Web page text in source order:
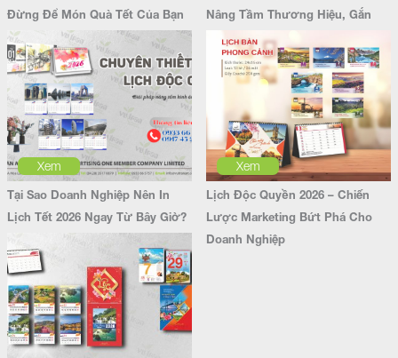
Đừng Để Món Quà Tết Của Bạn
“Lỗi Thời”
Nâng Tầm Thương Hiệu, Gắn
Kết Bền Vững
Xem
Tại Sao Doanh Nghiệp Nên In
Lịch Tết 2026 Ngay Từ Bây Giờ?
Xem
Lịch Độc Quyền 2026 – Chiến
Lược Marketing Bứt Phá Cho
Doanh Nghiệp